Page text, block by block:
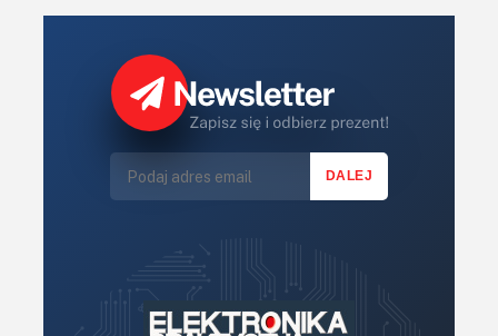
Koła Naukowe
LED/LCD/OLED
Mechatronika